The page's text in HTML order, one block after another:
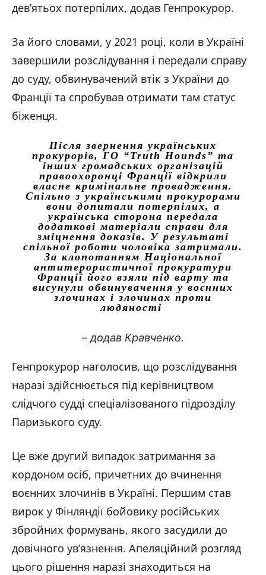
дев’ятьох потерпілих, додав Генпрокурор.
За його словами, у 2021 році, коли в Україні
завершили розслідування і передали справу
до суду, обвинувачений втік з України до
Франції та спробував отримати там статус
біженця.
Після звернення українських
прокурорів, ГО “Truth Hounds” та
інших громадських організацій
правоохоронці Франції відкрили
власне кримінальне провадження.
Спільно з українськими прокурорами
вони допитали потерпілих, а
українська сторона передала
додаткові матеріали справи для
зміцнення доказів. У результаті
спільної роботи чоловіка затримали.
За клопотанням Національної
антитерористичної прокуратури
Франції його взяли під варту та
висунули обвинувачення у воєнних
злочинах і злочинах проти
людяності
– додав Кравченко.
Генпрокурор наголосив, що розслідування
наразі здійснюється під керівництвом
слідчого судді спеціалізованого підрозділу
Паризького суду.
Це вже другий випадок затримання за
кордоном осіб, причетних до вчинення
воєнних злочинів в Україні. Першим став
вирок у Фінляндії бойовику російських
збройних формувань, якого засудили до
довічного ув’язнення. Апеляційний розгляд
цього рішення наразі знаходиться на